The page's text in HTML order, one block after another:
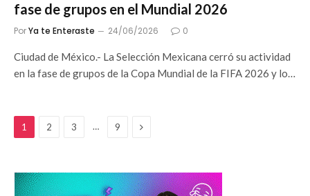
fase de grupos en el Mundial 2026
PorYa te Enteraste 24/06/2026 0
Ciudad de México.- La Selección Mexicana cerró su actividad
en la fase de grupos de la Copa Mundial de la FIFA 2026 y lo…
1 2 3 … 9 Siguiente